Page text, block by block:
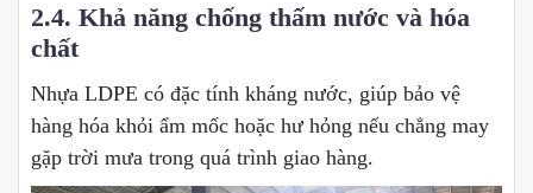
2.4. Khả năng chống thấm nước và hóa
chất
Nhựa LDPE có đặc tính kháng nước, giúp bảo vệ
hàng hóa khỏi ẩm mốc hoặc hư hỏng nếu chẳng may
gặp trời mưa trong quá trình giao hàng.